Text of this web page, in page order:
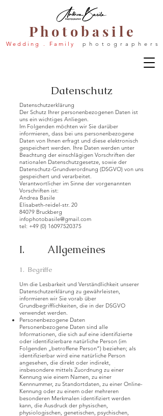
P h o t o b a s i l e
W e d d i n g . F a m i l y p h o t o g r a p h e r s
Datenschutz
Datenschutzerklärung
Der Schutz Ihrer personenbezogenen Daten ist
uns ein wichtiges Anliegen.
Im Folgenden möchten wir Sie darüber
informieren, dass bei uns personenbezogene
Daten von Ihnen erfragt und diese elektronisch
gespeichert werden. Ihre Daten werden unter
Beachtung der einschlägigen Vorschriften der
nationalen Datenschutzgesetze, sowie der
Datenschutz-Grundverordnung (DSGVO) von uns
gespeichert und verarbeitet.
Verantwortlicher im Sinne der vorgenannten
Vorschriften ist:
Andrea Basile
Elisabeth-reidel-str. 20
84079 Bruckberg
infophotobasile@gmail.com
tel: +49 (0) 16097520375
I. Allgemeines
1. Begriffe
Um die Lesbarkeit und Verständlichkeit unserer
Datenschutzerklärung zu gewährleisten,
informieren wir Sie vorab über
Grundbegrifflichkeiten, die in der DSGVO
verwendet werden.
Personenbezogene Daten
Personenbezogene Daten sind alle
Informationen, die sich auf eine identifizierte
oder identifizierbare natürliche Person (im
Folgenden „betroffene Person“) beziehen; als
identifizierbar wird eine natürliche Person
angesehen, die direkt oder indirekt,
insbesondere mittels Zuordnung zu einer
Kennung wie einem Namen, zu einer
Kennnummer, zu Standortdaten, zu einer Online-
Kennung oder zu einem oder mehreren
besonderen Merkmalen identifiziert werden
kann, die Ausdruck der physischen,
physiologischen, genetischen, psychischen,